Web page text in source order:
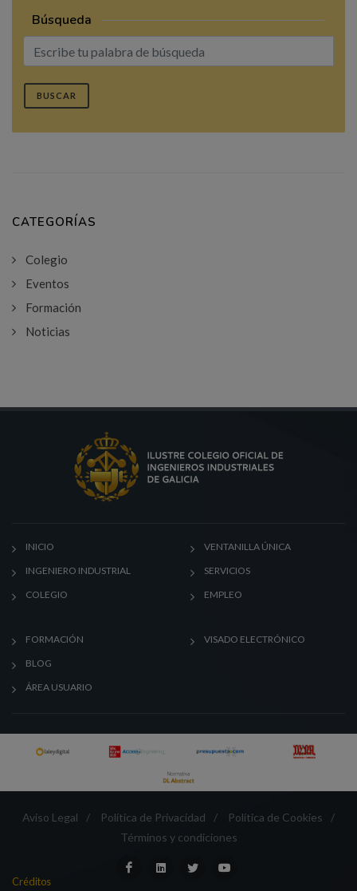
Búsqueda
BUSCAR
CATEGORÍAS
Colegio
Eventos
Formación
Noticias
INICIO
INGENIERO INDUSTRIAL
COLEGIO
VENTANILLA ÚNICA
SERVICIOS
EMPLEO
FORMACIÓN
BLOG
ÁREA USUARIO
VISADO ELECTRÓNICO
Aviso Legal / Política de Privacidad / Política de Cookies
/
Términos y condiciones
Créditos